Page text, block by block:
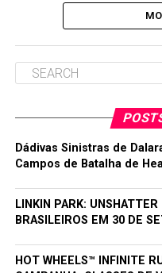
Dádivas Sinistras de
Campos de Batalha de
LINKIN PARK:
BRASILEIROS EM 30 DE
HOT WHEELS™ INFINITE